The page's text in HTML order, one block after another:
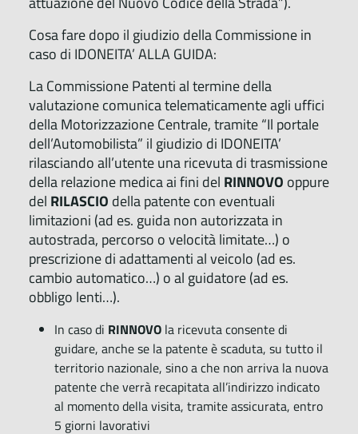
Cosa fare dopo il giudizio della Commissione in
caso di IDONEITA’ ALLA GUIDA:
La Commissione Patenti al termine della
valutazione comunica telematicamente agli uffici
della Motorizzazione Centrale, tramite “Il portale
dell’Automobilista” il giudizio di IDONEITA’
rilasciando all’utente una ricevuta di trasmissione
della relazione medica ai fini del RINNOVO oppure
del RILASCIO della patente con eventuali
limitazioni (ad es. guida non autorizzata in
autostrada, percorso o velocità limitate…) o
prescrizione di adattamenti al veicolo (ad es.
cambio automatico…) o al guidatore (ad es.
obbligo lenti…).
In caso di RINNOVO la ricevuta consente di
guidare, anche se la patente è scaduta, su tutto il
territorio nazionale, sino a che non arriva la nuova
patente che verrà recapitata all’indirizzo indicato
al momento della visita, tramite assicurata, entro
5 giorni lavorativi